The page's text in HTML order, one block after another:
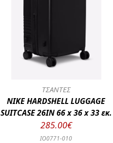
ΤΣΑΝΤΕΣ
NIKE HARDSHELL LUGGAGE
SUITCASE 26IN 66 x 36 x 33 εκ.
285.00€
IO0771-010